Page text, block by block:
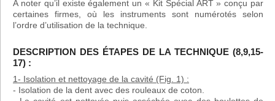
A noter qu’il existe également un « Kit Spécial ART » conçu par
certaines firmes, où les instruments sont numérotés selon
l’ordre d’utilisation de la technique.
DESCRIPTION DES ÉTAPES DE LA TECHNIQUE (8,9,15-
17) :
1- Isolation et nettoyage de la cavité (Fig. 1) :
- Isolation de la dent avec des rouleaux de coton.